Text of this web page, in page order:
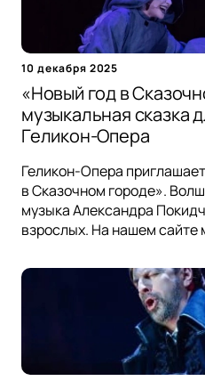
10 декабря 2025
«Новый год в
музыкальная сказка
Геликон-Опера
Геликон-Опера
в Сказочном городе».
музыка Александра
взрослых. На нашем сайте